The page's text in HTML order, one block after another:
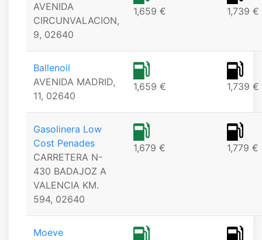
AVENIDA
CIRCUNVALACION,
9, 02640
1,659 € 1,739 €
Ballenoil
AVENIDA MADRID,
11, 02640
1,659 € 1,739 €
Gasolinera Low
Cost Penades
CARRETERA N-
430 BADAJOZ A
VALENCIA KM.
594, 02640
1,679 € 1,779 €
Moeve